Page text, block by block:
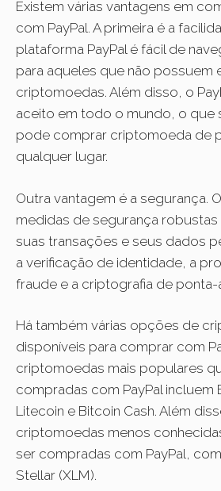
Existem várias vantagens em
com PayPal. A primeira é a
plataforma PayPal é fácil de
para aqueles que não possuem
criptomoedas. Além disso, o
aceito em todo o mundo, o que
pode comprar criptomoeda de
qualquer lugar.
Outra vantagem é a segurança. O
medidas de segurança
suas transações e seus dados
a verificação de identidade, a
fraude e a criptografia de ponta-
Há também várias opções de
disponíveis para comprar com
criptomoedas mais populares
compradas com PayPal incluem
Litecoin e Bitcoin Cash. Além
criptomoedas menos
ser compradas com PayPal,
Stellar (XLM).